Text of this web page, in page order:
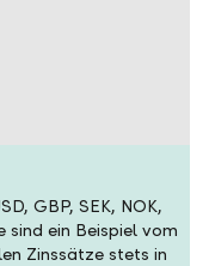
GBP, SEK, NOK,
sind ein Beispiel vom
Zinssätze stets in